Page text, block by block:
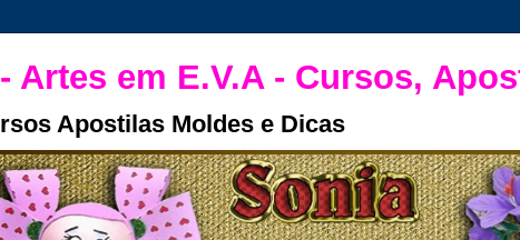
Artes em E.V.A - Cursos,
Apostilas Moldes e Dicas